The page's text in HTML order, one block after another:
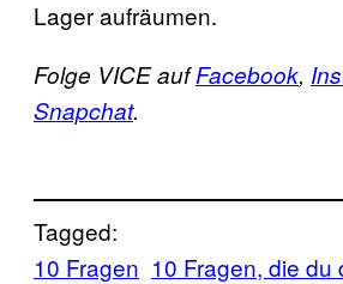
Lager aufräumen.
Folge VICE aufFacebook,
Snapchat.
Tagged:
10 Fragen 10 Fragen, die du